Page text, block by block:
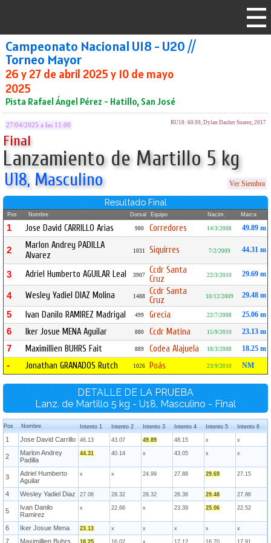
Campeonato Nacional U18 - U20 //
Torneo Mayor
26 y 27 de abril 2025 y 10 de mayo
2025
Pista Rafael Ángel Pérez - Hatillo, San José
27/04/2025 a las 11:00 RU18: 60.99, Dylan Dasher Suarez, 2017
Final
Lanzamiento de Martillo 5 kg
U18, Masculino Ver Siembra
Resultado Final
Pos Nombre Dorsal Equipo Nacim. Marca
1 Jose David CARRILLO Arias 980 Corredores 14/3/2008 49.89 m
2
Marlon Andrey PADILLA
Alvarez
1031 Siquirres 7/2/2009 44.31 m
3 Adriel Humberto AGUILAR Leal 3907
Ccdr Santa
Cruz
22/3/2010 29.69 m
4 Wesley Yadiel DIAZ Molina 1488
Ccdr Santa
Cruz
10/12/2009 29.48 m
5 Ivan Danilo RAMIREZ Madrigal 499 Grecia 22/7/2008 25.06 m
6 Iker Josue MENA Aguilar 880 Ccdr Matina 15/9/2010 23.13 m
7 Maximillien BUHRS Fait 889 Codea Alajuela 18/3/2008 18.25 m
- Jonathan GRANADOS Rutch 1026 Poás 23/9/2010 NM
DETALLE DE LA PRUEBA
Lanz. de Martillo 5 kg - U18, Masculino - Final
Pos Nombre Intento 1 Intento 2 Intento 3 Intento 4 Intento 5 Intento 6
1 Jose David Carrillo 46.13 43.07 49.89 48.15 x x
2
Marlon Andrey
Padilla
44.31 40.14 x 43.05 x x
3
Adriel Humberto
Aguilar
x x 24.99 27.88 29.69 27.15
4 Wesley Yadiel Diaz 27.06 28.32 28.32 26.36 29.48 27.86
5
Ivan Danilo
Ramirez
x 22.66 x 23.39 25.06 22.52
6 Iker Josue Mena 23.13 x x x x x
7 Maximillien Buhrs 18.25 16.02 x 17.12 16.70 17.91